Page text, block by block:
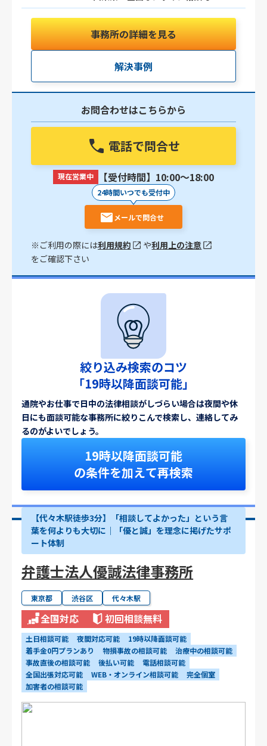
事務所の詳細を見る
解決事例
お問合わせはこちらから
電話で問合せ
現在営業中 【受付時間】10:00〜18:00
24時間いつでも受付中
メールで問合せ
※ご利用の際には利用規約 や利用上の注意
をご確認下さい
絞り込み検索のコツ
「19時以降面談可能」
通院やお仕事で日中の法律相談がしづらい場合は夜間や休
日にも面談可能な事務所に絞りこんで検索し、連絡してみ
るのがよいでしょう。
19時以降面談可能
の条件を加えて再検索
【代々木駅徒歩3分】「相談してよかった」という言
葉を何よりも大切に｜「優と誠」を理念に掲げたサポ
ート体制
弁護士法人優誠法律事務所
東京都 渋谷区 代々木駅
全国対応 初回相談無料
土日相談可能 夜間対応可能
19時以降面談可能
着手金0円プランあり
物損事故の相談可能
治療中の相談可能
事故直後の相談可能
後払い可能
電話相談可能
全国出張対応可能
WEB・オンライン相談可能
完全個室
加害者の相談可能